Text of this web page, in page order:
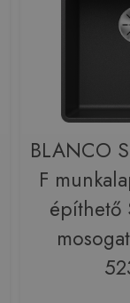
BLANCO
F
építhető